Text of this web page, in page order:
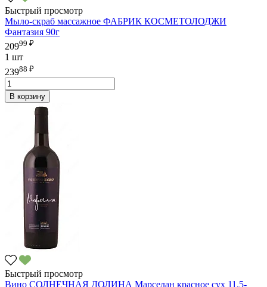
Быстрый просмотр
Мыло-скраб массажное ФАБРИК КОСМЕТОЛОДЖИ
Фантазия 90г
20999 ₽
1 шт
23988 ₽
В корзину
Быстрый просмотр
Вино СОЛНЕЧНАЯ ДОЛИНА Марселан красное сух 11.5-